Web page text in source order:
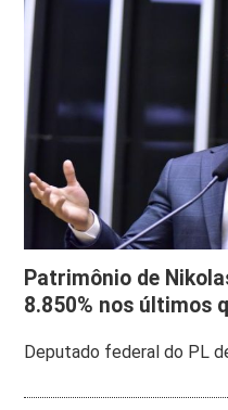
Patrimônio de
8.850% nos últimos
Deputado federal do PL